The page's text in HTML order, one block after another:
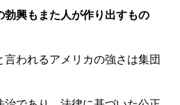
勃興もまた人が作り出すもの
言われるアメリカの強さは集団